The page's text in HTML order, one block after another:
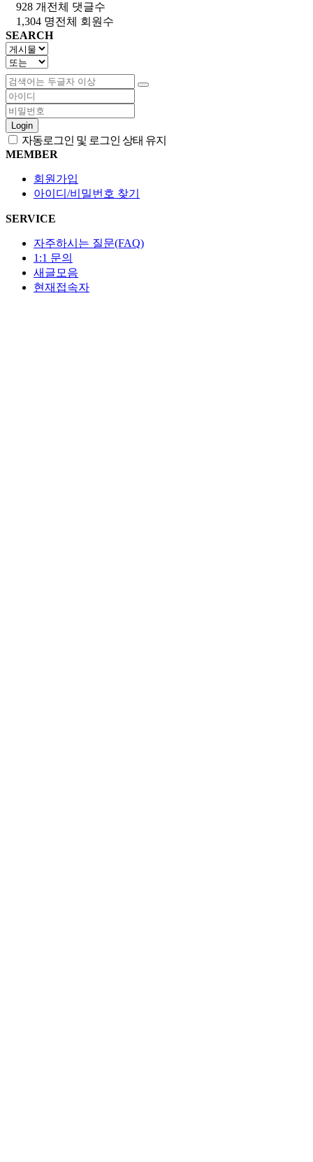
928 개 전체 댓글수
1,304 명전체 회원수
SEARCH
Login
자동로그인 및 로그인 상태 유지
MEMBER
회원가입
아이디/비밀번호 찾기
SERVICE
자주하시는 질문(FAQ)
1:1 문의
새글모음
현재접속자